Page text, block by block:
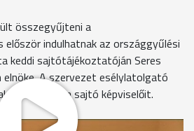
összegyűjteni a
indulhatnak az országgyűlési
keddi sajtótájékoztatóján Seres
elnöke. A szervezet esélylatolgató
és a sajtó képviselőit.